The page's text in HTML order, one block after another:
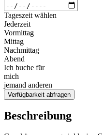
Tageszeit wählen
Jederzeit
Vormittag
Mittag
Nachmittag
Abend
Ich buche für
mich
jemand anderen
Verfügbarkeit abfragen
Beschreibung